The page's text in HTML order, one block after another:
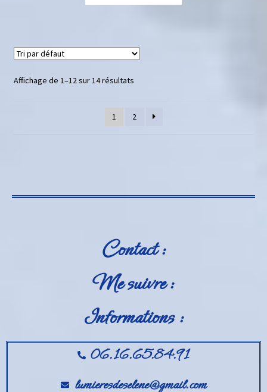
Affichage de 1–12 sur 14 résultats
1 2
Contact :
Me suivre :
Informations :
06.16.65.84.91
lumieresdeselene@gmail.com